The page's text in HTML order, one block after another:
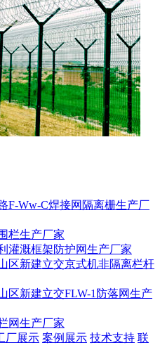
F-Ww-C焊接网隔离栅生产厂
栏生产厂家
灌溉框架防护网生产厂家
区新建立交京式机非隔离栏杆
区新建立交FLW-1防落网生产
网生产厂家
厂展示 案例展示 技术支持 联